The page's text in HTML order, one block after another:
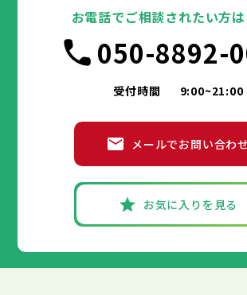
お電話でご相談されたい方
050-8892-
受付時間 9:00~21:00
メールでお問い合わせ
お気に入りを見る